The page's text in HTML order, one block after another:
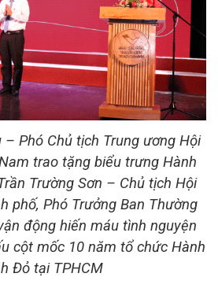
– Phó Chủ tịch Trung ương Hội
trao tặng biểu trưng Hành
Trường Sơn – Chủ tịch Hội
phố, Phó Trưởng Ban Thường
động hiến máu tình nguyện
cột mốc 10 năm tổ chức Hành
Đỏ tại TPHCM